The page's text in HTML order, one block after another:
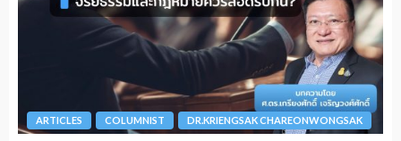
ARTICLES COLUMNIST DR.KRIENGSAK CHAREONWONGSAK